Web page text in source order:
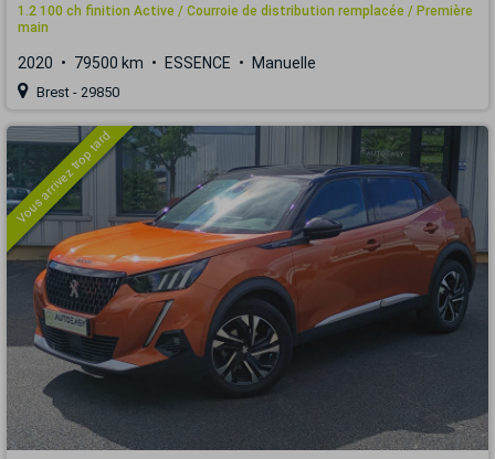
1.2 100 ch finition Active / Courroie de distribution remplacée / Première
main
2020 79500 km ESSENCE Manuelle
Brest - 29850
Vous arrivez trop tard